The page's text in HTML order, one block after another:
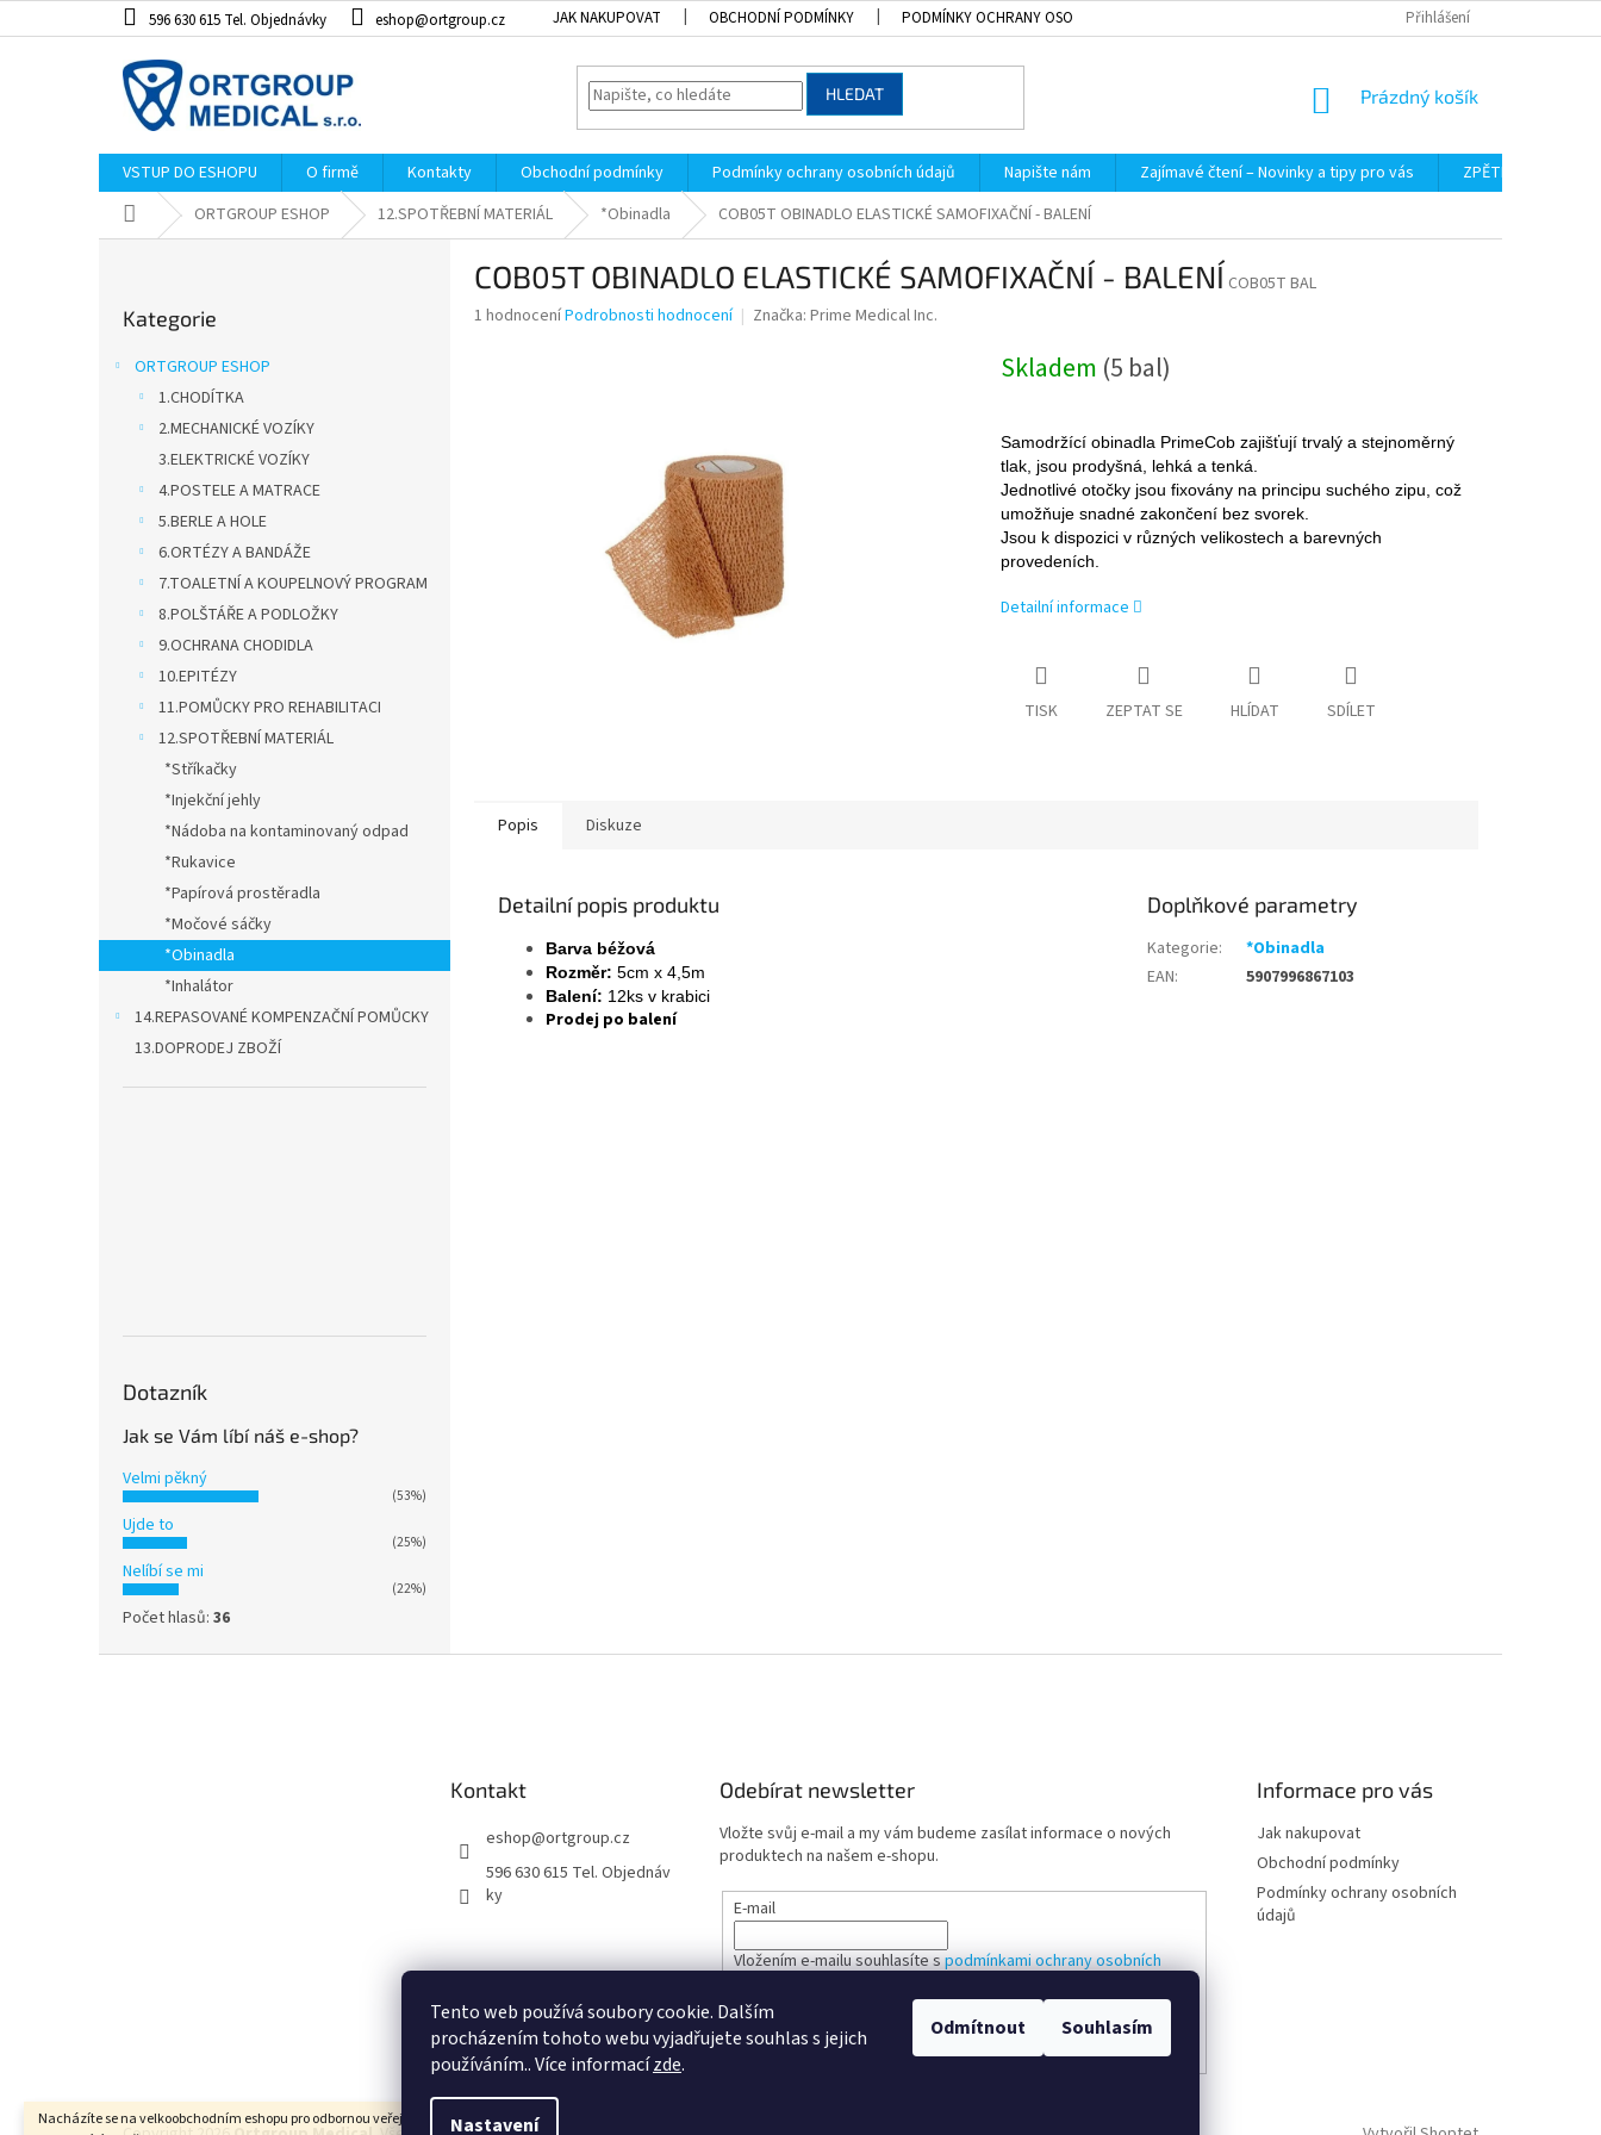
Tento web používá soubory cookie. Dalším
procházením tohoto webu vyjadřujete souhlas s jejich
používáním.. Více informacízde.
Nastavení
Odmítnout Souhlasím
na
Nacházíte se na velkoobchodním eshopu pro odbornou veřejnost. Pro ostatní
596 630 615 Tel. Objednávky eshop@ortgroup.cz JAK NAKUPOVAT OBCHODNÍ PODMÍNKY PODMÍNKY OCHRANY OSOBNÍCH ÚDAJŮ Přihlášení
HLEDAT
NÁKUPNÍ
Prázdný košík
VSTUP DO ESHOPU O firmě Kontakty Obchodní podmínky Podmínky ochrany osobních údajů Napište nám Zajímavé čtení – Novinky a tipy pro vás
ZPĚTNÝ ODBĚR
Domů ORTGROUP ESHOP 12.SPOTŘEBNÍ MATERIÁL *Obinadla COB05T OBINADLO ELASTICKÉ SAMOFIXAČNÍ - BALENÍ
kategorie
Kategorie
ORTGROUP ESHOP
1.CHODÍTKA
2.MECHANICKÉ VOZÍKY
3.ELEKTRICKÉ VOZÍKY
4.POSTELE A MATRACE
5.BERLE A HOLE
6.ORTÉZY A BANDÁŽE
7.TOALETNÍ A KOUPELNOVÝ PROGRAM
8.POLŠTÁŘE A PODLOŽKY
9.OCHRANA CHODIDLA
10.EPITÉZY
11.POMŮCKY PRO REHABILITACI
12.SPOTŘEBNÍ MATERIÁL
*Stříkačky
*Injekční jehly
*Nádoba na kontaminovaný odpad
*Rukavice
*Papírová prostěradla
*Močové sáčky
*Obinadla
*Inhalátor
14.REPASOVANÉ KOMPENZAČNÍ POMŮCKY
13.DOPRODEJ ZBOŽÍ
Dotazník
Jak se Vám líbí náš e-shop?
Velmi pěkný
(53%)
Ujde to
(25%)
Nelíbí se mi
(22%)
Počet hlasů: 36
COB05T OBINADLO ELASTICKÉ SAMOFIXAČNÍ - BALENÍ COB05T BAL
Průměrné
1 hodnoceníPodrobnosti hodnocení Značka: Prime Medical Inc.
Skladem (5 bal)
Samodržící obinadla PrimeCob zajišťují trvalý a stejnoměrný
tlak, jsou prodyšná, lehká a tenká.
Jednotlivé otočky jsou fixovány na principu suchého zipu, což
umožňuje snadné zakončení bez svorek.
Jsou k dispozici v různých velikostech a barevných
provedeních.
Detailní informace
TISK ZEPTAT SE HLÍDAT SDÍLET
Popis Diskuze
Detailní popis produktu
Barva béžová
Rozměr: 5cm x 4,5m
Balení: 12ks v krabici
Prodej po balení
Doplňkové parametry
Kategorie:
*Obinadla
EAN: 5907996867103
Kontakt
eshop@ortgroup.cz
596 630 615 Tel. Objednáv
ky
Odebírat newsletter
Vložte svůj e-mail a my vám budeme zasílat informace o nových
produktech na našem e-shopu.
E-mail
Vložením e-mailu souhlasíte spodmínkami ochrany osobních
PŘIHLÁSIT SE
Informace pro vás
Jak nakupovat
Obchodní podmínky
Podmínky ochrany osobních
údajů